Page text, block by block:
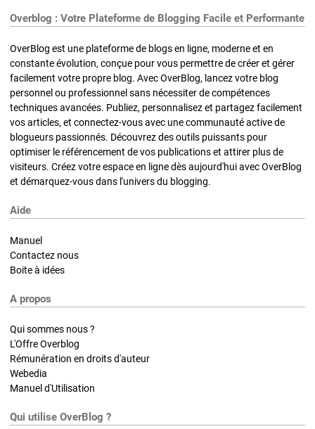
Overblog : Votre Plateforme de Blogging Facile et Performante
OverBlog est une plateforme de blogs en ligne, moderne et en
constante évolution, conçue pour vous permettre de créer et gérer
facilement votre propre blog. Avec OverBlog, lancez votre blog
personnel ou professionnel sans nécessiter de compétences
techniques avancées. Publiez, personnalisez et partagez facilement
vos articles, et connectez-vous avec une communauté active de
blogueurs passionnés. Découvrez des outils puissants pour
optimiser le référencement de vos publications et attirer plus de
visiteurs. Créez votre espace en ligne dès aujourd'hui avec OverBlog
et démarquez-vous dans l'univers du blogging.
Aide
Manuel
Contactez nous
Boite à idées
A propos
Qui sommes nous ?
L'Offre Overblog
Rémunération en droits d'auteur
Webedia
Manuel d'Utilisation
Qui utilise OverBlog ?